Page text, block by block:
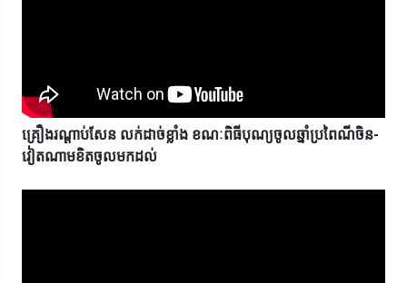
គ្រឿងរណ្ដាប់សែន លក់ដាច់ខ្លាំង ខណៈពិធីបុណ្យចូលឆ្នាំប្រពៃណីចិន-
វៀតណាមខិតចូលមកដល់